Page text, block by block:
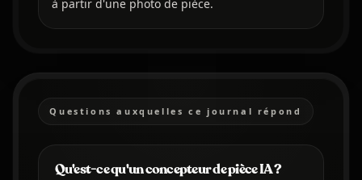
à partir d'une photo de pièce.
Questions auxquelles ce journal répond
Qu'est-ce qu'un concepteur de pièce IA ?